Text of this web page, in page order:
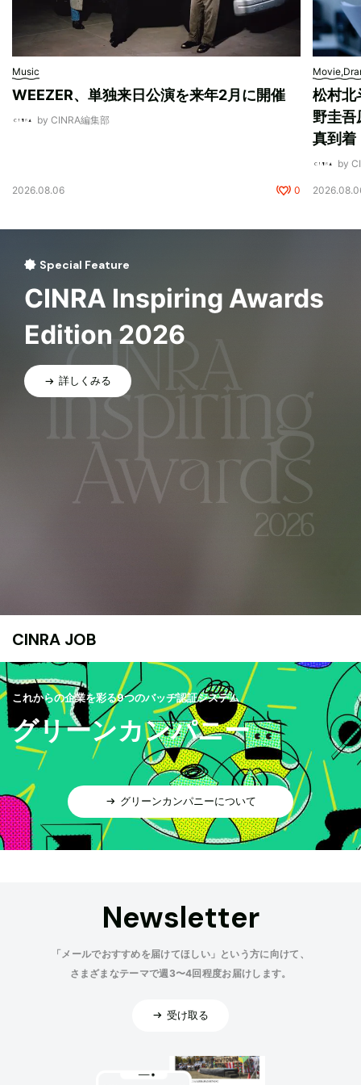
Music
WEEZER、単独来日公演を来年2月に開催
by CINRA編集部
2026.08.06 0
松村北
野圭吾
真到着
by
Special Feature
CINRA Inspiring Awards
Edition 2026
詳しくみる
CINRA JOB
これからの企業を彩る9つのバッヂ認証システム
グリーンカンパニー
グリーンカンパニーについて
Newsletter
「メールでおすすめを届けてほしい」という方に向けて、
さまざまなテーマで週3〜4回程度お届けします。
受け取る